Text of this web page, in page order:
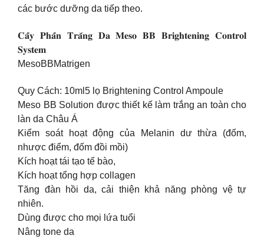
các bước dưỡng da tiếp theo.
𝐂𝐚̂́𝐲 𝐏𝐡𝐚̂́𝐧 𝐓𝐫𝐚̆́𝐧𝐠 𝐃𝐚 𝐌𝐞𝐬𝐨 𝐁𝐁 𝐁𝐫𝐢𝐠𝐡𝐭𝐞𝐧𝐢𝐧𝐠 𝐂𝐨𝐧𝐭𝐫𝐨𝐥
𝐒𝐲𝐬𝐭𝐞𝐦
MesoBBMatrigen
Quy Cách: 10ml5 lọ Brightening Control Ampoule
Meso BB Solution được thiết kế làm trắng an toàn cho
làn da Châu Á
Kiểm soát hoạt động của Melanin dư thừa (đốm,
nhược điểm, đốm đồi mồi)
Kích hoạt tái tạo tế bào,
Kích hoạt tổng hợp collagen
Tăng đàn hồi da, cải thiện khả năng phòng vệ tự
nhiên.
Dùng được cho mọi lứa tuổi
Nâng tone da